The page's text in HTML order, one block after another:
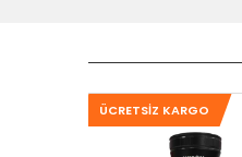
ÜCRETSIZ KARGO